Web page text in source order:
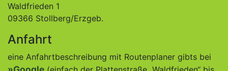
Waldfrieden 1
09366 Stollberg/Erzgeb.
Anfahrt
eine Anfahrtbeschreibung mit Routenplaner gibts bei